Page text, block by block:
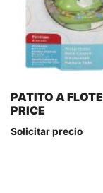
PATITO A
PRICE
Solicitar precio